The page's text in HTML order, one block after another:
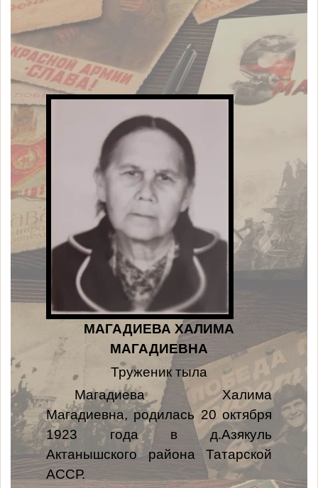
МАГАДИЕВА ХАЛИМА
МАГАДИЕВНА
Труженик тыла
Магадиева Халима
Магадиевна, родилась 20 октября
1923 года в д.Азякуль
Актанышского района Татарской
АССР.